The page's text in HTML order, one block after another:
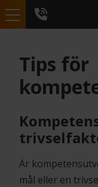
Tips för
Är
mål eller en